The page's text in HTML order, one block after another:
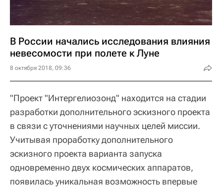
В России начались исследования влияния
невесомости при полете к Луне
8 октября 2018, 09:36
"Проект "Интергелиозонд" находится на стадии
разработки дополнительного эскизного проекта
в связи с уточнениями научных целей миссии.
Учитывая проработку дополнительного
эскизного проекта варианта запуска
одновременно двух космических аппаратов,
появилась уникальная возможность впервые